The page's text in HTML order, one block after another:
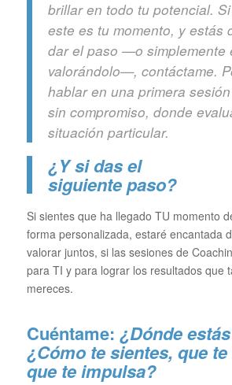
brillar en todo tu potencial.
este es tu momento, y estás
dar el paso —o simplemente
valorándolo—, contáctame.
hablar en una primera
sin compromiso, donde
situación particular.
¿Y si das el
siguiente paso?
Si sientes que ha llegado TU momento
forma personalizada, estaré encantada
valorar juntos, si las sesiones de
para TI y para lograr los resultados que
mereces.
Cuéntame: ¿Dónde
¿Cómo te sientes, que
que te impulsa?